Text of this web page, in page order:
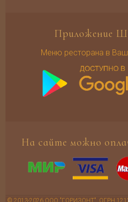
Приложение
Меню ресторана в
На сайте можно
© 2013-2026 ООО "ГОРИЗОНТ". ОГРН